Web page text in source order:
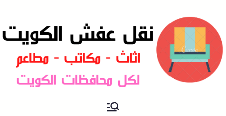
نقل عفش الكويت